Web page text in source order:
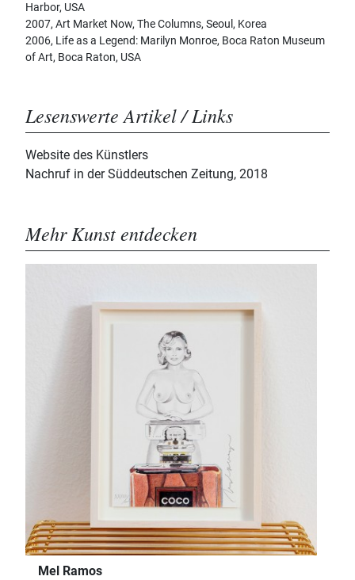
Harbor, USA
2007, Art Market Now, The Columns, Seoul, Korea
2006, Life as a Legend: Marilyn Monroe, Boca Raton Museum
of Art, Boca Raton, USA
Lesenswerte Artikel / Links
Website des Künstlers
Nachruf in der Süddeutschen Zeitung, 2018
Mehr Kunst entdecken
Mel Ramos